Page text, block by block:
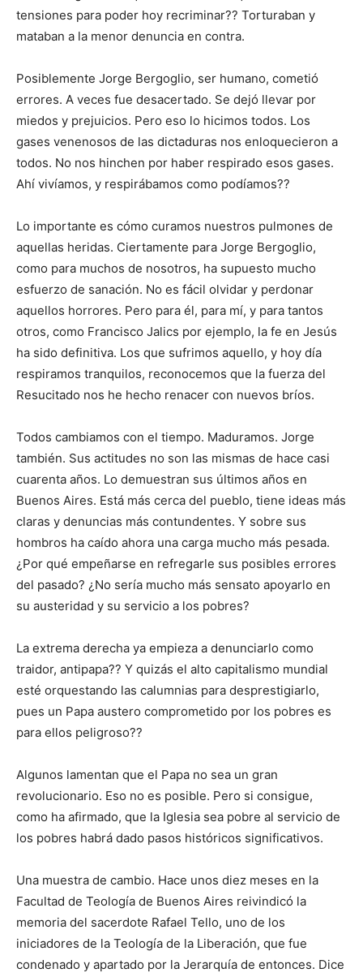
tensiones para poder hoy recriminar?? Torturaban y
mataban a la menor denuncia en contra.
Posiblemente Jorge Bergoglio, ser humano, cometió
errores. A veces fue desacertado. Se dejó llevar por
miedos y prejuicios. Pero eso lo hicimos todos. Los
gases venenosos de las dictaduras nos enloquecieron a
todos. No nos hinchen por haber respirado esos gases.
Ahí vivíamos, y respirábamos como podíamos??
Lo importante es cómo curamos nuestros pulmones de
aquellas heridas. Ciertamente para Jorge Bergoglio,
como para muchos de nosotros, ha supuesto mucho
esfuerzo de sanación. No es fácil olvidar y perdonar
aquellos horrores. Pero para él, para mí, y para tantos
otros, como Francisco Jalics por ejemplo, la fe en Jesús
ha sido definitiva. Los que sufrimos aquello, y hoy día
respiramos tranquilos, reconocemos que la fuerza del
Resucitado nos he hecho renacer con nuevos bríos.
Todos cambiamos con el tiempo. Maduramos. Jorge
también. Sus actitudes no son las mismas de hace casi
cuarenta años. Lo demuestran sus últimos años en
Buenos Aires. Está más cerca del pueblo, tiene ideas más
claras y denuncias más contundentes. Y sobre sus
hombros ha caído ahora una carga mucho más pesada.
¿Por qué empeñarse en refregarle sus posibles errores
del pasado? ¿No sería mucho más sensato apoyarlo en
su austeridad y su servicio a los pobres?
La extrema derecha ya empieza a denunciarlo como
traidor, antipapa?? Y quizás el alto capitalismo mundial
esté orquestando las calumnias para desprestigiarlo,
pues un Papa austero comprometido por los pobres es
para ellos peligroso??
Algunos lamentan que el Papa no sea un gran
revolucionario. Eso no es posible. Pero si consigue,
como ha afirmado, que la Iglesia sea pobre al servicio de
los pobres habrá dado pasos históricos significativos.
Una muestra de cambio. Hace unos diez meses en la
Facultad de Teología de Buenos Aires reivindicó la
memoria del sacerdote Rafael Tello, uno de los
iniciadores de la Teología de la Liberación, que fue
condenado y apartado por la Jerarquía de entonces. Dice